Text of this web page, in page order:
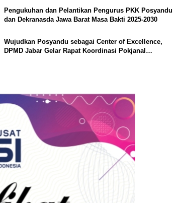
Pengukuhan dan Pelantikan Pengurus PKK Posyandu
dan Dekranasda Jawa Barat Masa Bakti 2025-2030
Wujudkan Posyandu sebagai Center of Excellence,
DPMD Jabar Gelar Rapat Koordinasi Pokjanal